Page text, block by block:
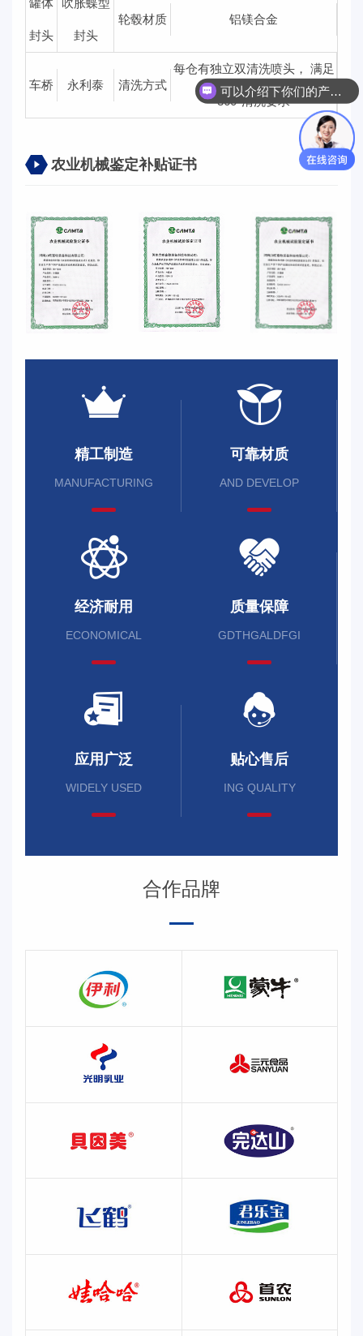
罐体
封头
吹胀蝶型
封头
轮毂材质 铝镁合金
车桥 永利泰 清洗方式
每仓有独立双清洗喷头， 满足
360°清洗要求
农业机械鉴定补贴证书
精工制造
MANUFACTURING
可靠材质
AND DEVELOP
经济耐用
ECONOMICAL
质量保障
GDTHGALDFGI
应用广泛
WIDELY USED
贴心售后
ING QUALITY
合作品牌
可以介绍下你们的产品么？